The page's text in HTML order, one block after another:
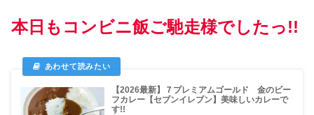
本日もコンビニ飯ご馳走様でしたっ!!
【2026最新】７プレミアムゴールド 金のビー
フカレー【セブンイレブン】美味しいカレーで
す!!